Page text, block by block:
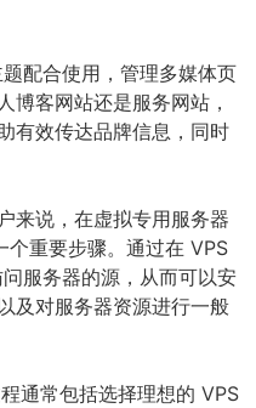
配合使用，管理多媒体页
博客网站还是服务网站，
有效传达品牌信息，同时
来说，在虚拟专用服务器
重要步骤。通过在 VPS
服务器的源，从而可以安
及对服务器资源进行一般
通常包括选择理想的 VPS